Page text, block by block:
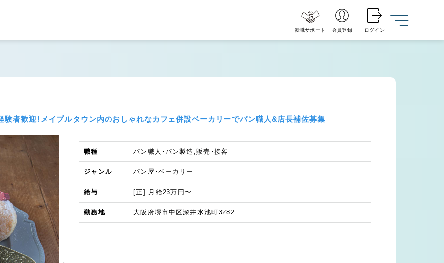
転職サポート 会員登録 ログイン
者歓迎！メイプルタウン内のおしゃれなカフェ併設ベーカリーでパン職人&店長補佐募集
職種 パン職人・パン製造,販売・接客
ジャンル パン屋・ベーカリー
給与 [正] 月給23万円〜
勤務地 大阪府堺市中区深井水池町3282